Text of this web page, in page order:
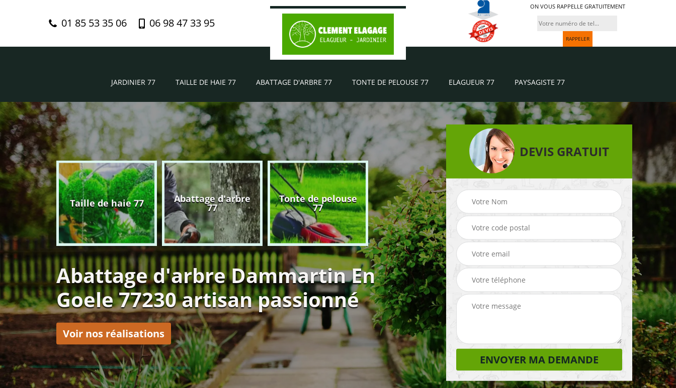
01 85 53 35 06 06 98 47 33 95
ON VOUS RAPPELLE GRATUITEMENT
JARDINIER 77 TAILLE DE HAIE 77 ABATTAGE D'ARBRE 77 TONTE DE PELOUSE 77 ELAGUEUR 77 PAYSAGISTE 77
Taille de haie 77 Abattage d'arbre
77
Tonte de pelouse
77 Elagueur 77 Paysagiste 77 Jardinier 77
Abattage d'arbre Dammartin En
Goele 77230 artisan passionné
Voir nos réalisations
DEVIS GRATUIT